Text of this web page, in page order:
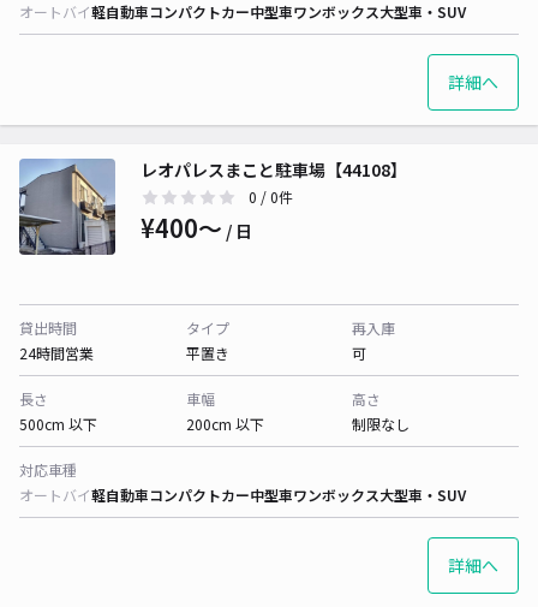
オートバイ軽自動車コンパクトカー中型車ワンボックス大型車・SUV
詳細へ
レオパレスまこと駐車場【44108】
0 / 0件
¥400〜 / 日
貸出時間
24時間営業
タイプ
平置き
再入庫
可
長さ
500cm 以下
車幅
200cm 以下
高さ
制限なし
対応車種
オートバイ軽自動車コンパクトカー中型車ワンボックス大型車・SUV
詳細へ